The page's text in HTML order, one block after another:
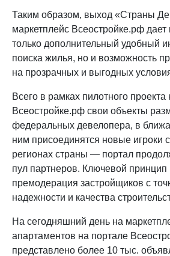
Таким образом, выход «Страны
маркетплейс Всеостройке.рф дает
только дополнительный удобный
поиска жилья, но и возможность
на прозрачных и выгодных
Всего в рамках пилотного
Всеостройке.рф свои объекты
федеральных девелопера, в
ним присоединятся новые игроки
регионах страны — портал
пул партнеров. Ключевой
премодерация застройщиков с
надежности и качества
На сегодняшний день на
апартаментов на портале
представлено более 10 тыс.